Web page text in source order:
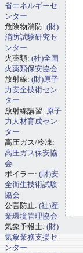
省エネルギーセ
ンター
危険物消防: (財)
消防試験研究セ
ンター
火薬類: (社)全国
火薬類保安協会
放射線: (財)原子
力安全技術セン
ター
放射線講習: 原子
力人材育成セン
ター
高圧ガス/冷凍:
高圧ガス保安協
会
ボイラー: (財)安
全衛生技術試験
協会
公害防止: (社)産
業環境管理協会
気象予報士: (財)
気象業務支援セ
ンター